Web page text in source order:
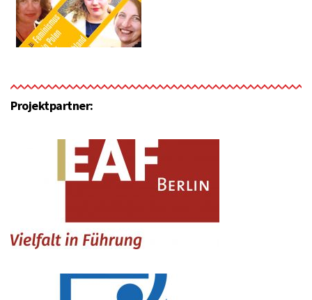
Projektpartner: